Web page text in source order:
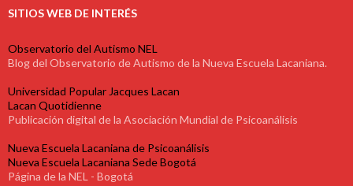
SITIOS WEB DE INTERÉS
Observatorio del Autismo NEL
Blog del Observatorio de Autismo de la Nueva Escuela Lacaniana.
Universidad Popular Jacques Lacan
Lacan Quotidienne
Publicación digital de la Asociación Mundial de Psicoanálisis
Nueva Escuela Lacaniana de Psicoanálisis
Nueva Escuela Lacaniana Sede Bogotá
Página de la NEL - Bogotá